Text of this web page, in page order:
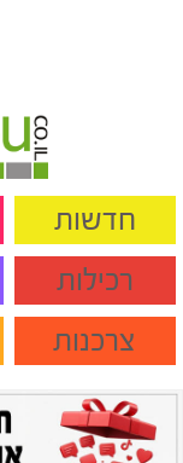
חדשות
רכילות
צרכנות